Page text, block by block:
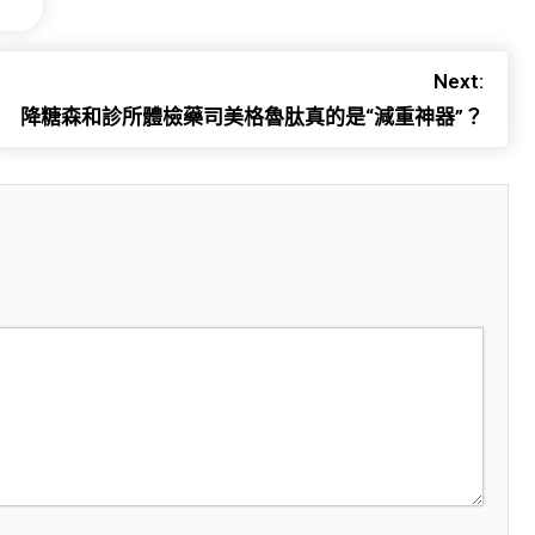
Next:
降糖森和診所體檢藥司美格魯肽真的是“減重神器”？